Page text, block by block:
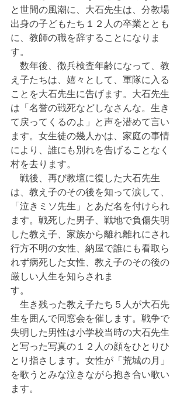
と世間の風潮に、大石先生は、分教場
出身の子どもたち１２人の卒業ととも
に、教師の職を辞することになりま
す。
数年後、徴兵検査年齢になって、教
え子たちは、嬉々として、軍隊に入る
ことを大石先生に告げます。大石先生
は「名誉の戦死などしなさんな。生き
て戻ってくるのよ」と声を潜めて言い
ます。女生徒の幾人かは、家庭の事情
により、誰にも別れを告げることなく
村を去ります。
戦後、再び教壇に復した大石先生
は、教え子のその後を知って涙して、
「泣きミソ先生」とあだ名を付けられ
ます。戦死した男子、戦地で負傷失明
した教え子、家族から離れ離れにされ
行方不明の女性、納屋で誰にも看取ら
れず病死した女性、教え子のその後の
厳しい人生を知らされま
す。
生き残った教え子たち５人が大石先
生を囲んで同窓会を催します。戦争で
失明した男性は小学校当時の大石先生
と写った写真の１２人の顔をひとりひ
とり指さします。女性が「荒城の月」
を歌うとみな泣きながら抱き合い歌い
ます。